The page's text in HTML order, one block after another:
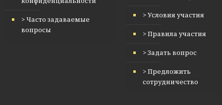
> Часто задаваемые
вопросы
> Условия участия
> Правила участия
> Задать вопрос
> Предложить
сотрудничество